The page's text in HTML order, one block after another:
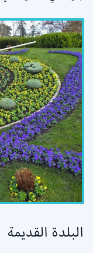
البلدة القديمة